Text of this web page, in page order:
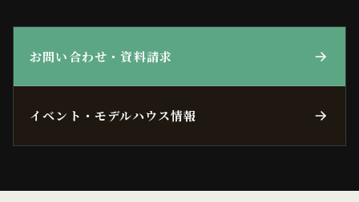
お問い合わせ・資料請求
イベント・モデルハウス情報